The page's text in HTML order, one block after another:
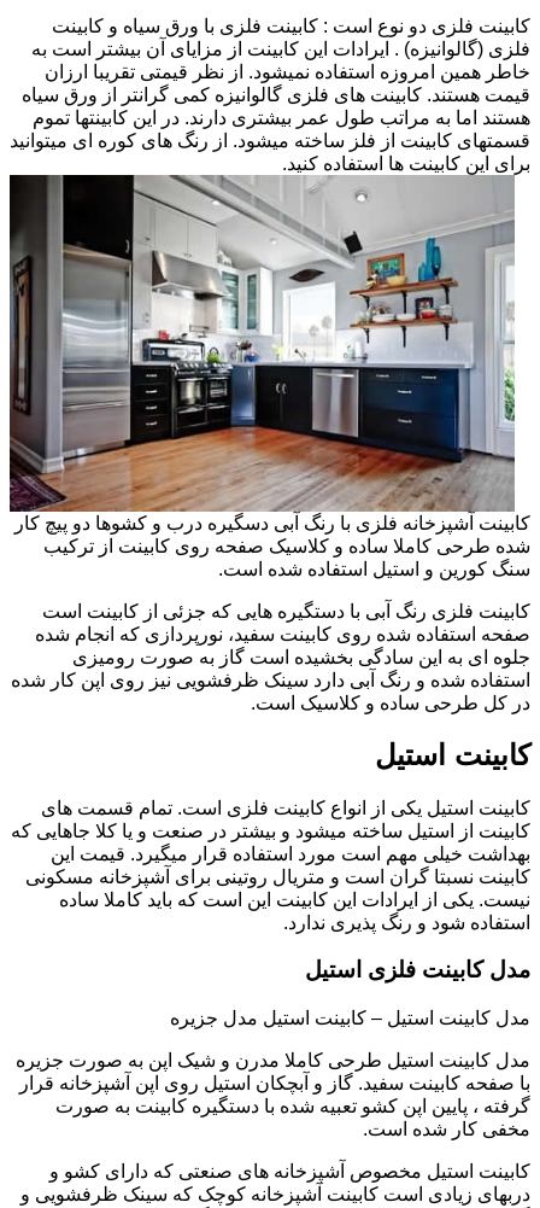
کابینت فلزی دو نوع است : کابینت فلزی با ورق سیاه و کابینت
فلزی (گالوانیزه) . ایرادات این کابینت از مزایای آن بیشتر است به
خاطر همین امروزه استفاده نمیشود. از نظر قیمتی تقریبا ارزان
قیمت هستند. کابینت های فلزی گالوانیزه کمی گرانتر از ورق سیاه
هستند اما به مراتب طول عمر بیشتری دارند. در این کابینتها تموم
قسمتهای کابینت از فلز ساخته میشود. از رنگ های کوره ای میتوانید
برای این کابینت ها استفاده کنید.
کابینت آشپزخانه فلزی با رنگ آبی دسگیره درب و کشوها دو پیچ کار
شده طرحی کاملا ساده و کلاسیک صفحه روی کابینت از ترکیب
سنگ کورین و استیل استفاده شده است.
کابینت فلزی رنگ آبی با دستگیره هایی که جزئی از کابینت است
صفحه استفاده شده روی کابینت سفید، نورپردازی که انجام شده
جلوه ای به این سادگی بخشیده است گاز به صورت رومیزی
استفاده شده و رنگ آبی دارد سینک ظرفشویی نیز روی اپن کار شده
در کل طرحی ساده و کلاسیک است.
کابینت استیل
کابینت استیل یکی از انواع کابینت فلزی است. تمام قسمت های
کابینت از استیل ساخته میشود و بیشتر در صنعت و یا کلا جاهایی که
بهداشت خیلی مهم است مورد استفاده قرار میگیرد. قیمت این
کابینت نسبتا گران است و متریال روتینی برای آشپزخانه مسکونی
نیست. یکی از ایرادات این کابینت این است که باید کاملا ساده
استفاده شود و رنگ پذیری ندارد.
مدل کابینت فلزی استیل
مدل کابینت استیل – کابینت استیل مدل جزیره
مدل کابینت استیل طرحی کاملا مدرن و شیک اپن به صورت جزیره
با صفحه کابینت سفید. گاز و آبچکان استیل روی اپن آشپزخانه قرار
گرفته ، پایین اپن کشو تعبیه شده با دستگیره کابینت به صورت
مخفی کار شده است.
کابینت استیل مخصوص آشپزخانه های صنعتی که دارای کشو و
دربهای زیادی است کابینت آشپزخانه کوچک که سینک ظرفشویی و